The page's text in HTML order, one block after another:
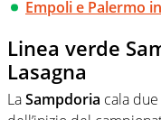
Empoli e Palermo
Linea verde
Lasagna
LaSampdoria cala